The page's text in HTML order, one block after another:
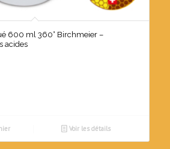
600 ml 360° Birchmeier –
acides
Voir les détails